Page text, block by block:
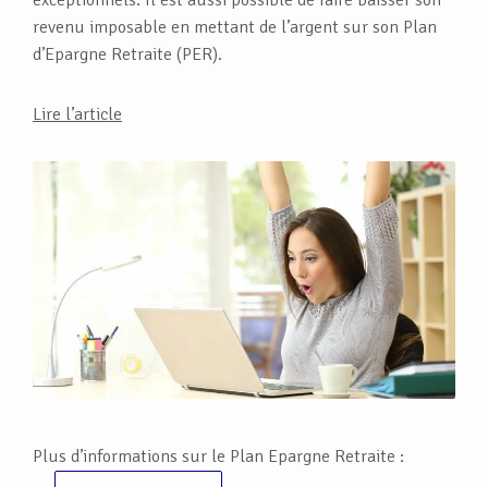
revenu imposable en mettant de l’argent sur son Plan
d’Epargne Retraite (PER).
Lire l’article
Plus d’informations sur le Plan Epargne Retraite :